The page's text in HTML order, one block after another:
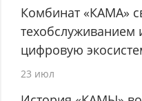
Комбинат «КАМА»
техобслуживанием
цифровую
23 июл